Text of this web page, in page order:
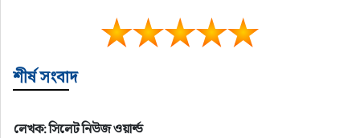
শীর্ষ সংবাদ
লেখক: সিলেট নিউজ ওয়ার্ল্ড